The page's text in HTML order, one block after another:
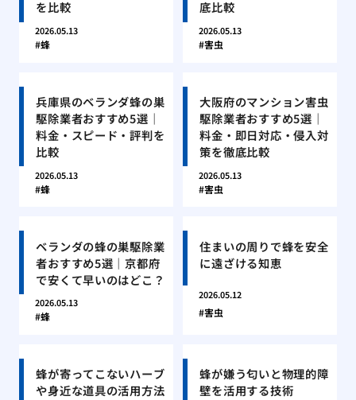
を比較
2026.05.13
蜂
底比較
2026.05.13
害虫
兵庫県のベランダ蜂の巣
駆除業者おすすめ5選｜
料金・スピード・評判を
比較
2026.05.13
蜂
大阪府のマンション害虫
駆除業者おすすめ5選｜
料金・即日対応・侵入対
策を徹底比較
2026.05.13
害虫
ベランダの蜂の巣駆除業
者おすすめ5選｜京都府
で安くて早いのはどこ？
2026.05.13
蜂
住まいの周りで蜂を安全
に遠ざける知恵
2026.05.12
害虫
蜂が寄ってこないハーブ
や身近な道具の活用方法
蜂が嫌う匂いと物理的障
壁を活用する技術